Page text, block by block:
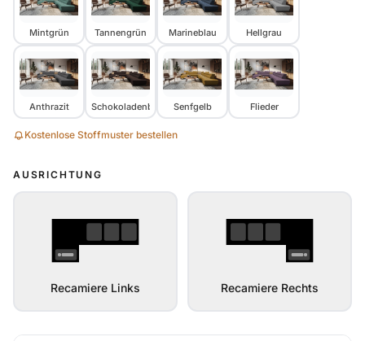
Mintgrün Tannengrün Marineblau Hellgrau
Anthrazit Schokoladenbraun Senfgelb Flieder
Kostenlose Stoffmuster bestellen
AUSRICHTUNG
Recamiere Links Recamiere Rechts